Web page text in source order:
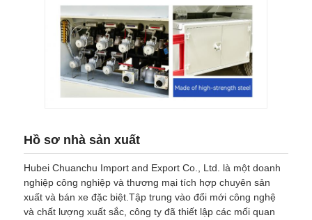
Hồ sơ nhà sản xuất
Hubei Chuanchu Import and Export Co., Ltd. là một doanh
nghiệp công nghiệp và thương mại tích hợp chuyên sản
xuất và bán xe đặc biệt.Tập trung vào đổi mới công nghệ
và chất lượng xuất sắc, công ty đã thiết lập các mối quan